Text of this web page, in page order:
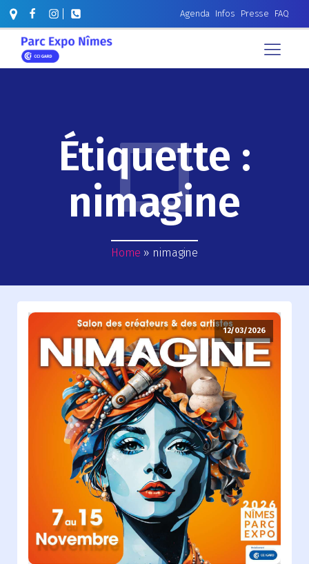
Agenda Infos Presse FAQ
Étiquette :
nimagine
Home » nimagine
12/03/2026